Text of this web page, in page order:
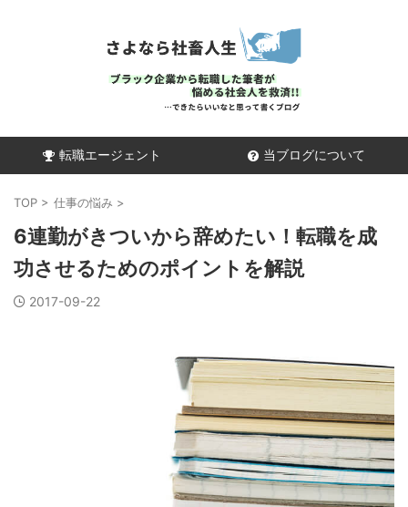
転職エージェント 当ブログについて
TOP > 仕事の悩み >
6連勤がきついから辞めたい！転職を成
功させるためのポイントを解説
2017-09-22